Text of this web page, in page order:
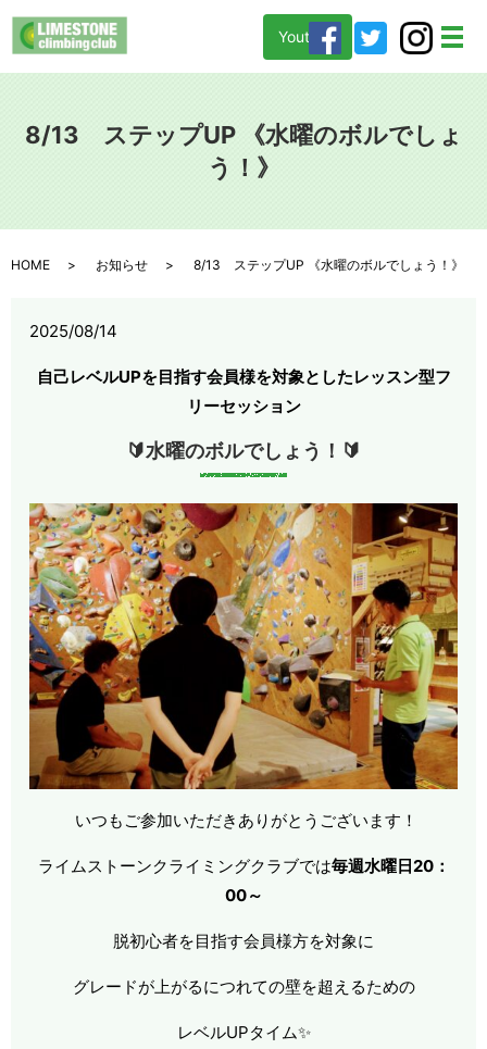
メ
Youtube
8/13 ステップUP 《水曜のボルでしょ
う！》
HOME お知らせ 8/13 ステップUP 《水曜のボルでしょう！》
2025/08/14
自己レベルUPを目指す会員様を対象としたレッスン型フ
リーセッション
🔰水曜のボルでしょう！🔰
いつもご参加いただきありがとうございます！
ライムストーンクライミングクラブでは毎週水曜日20：
00～
脱初心者を目指す会員様方を対象に
グレードが上がるにつれての壁を超えるための
レベルUPタイム✨